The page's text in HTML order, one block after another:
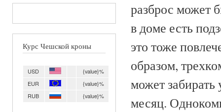
Курс Чешской кроны
USD
{value}%
EUR
{value}%
RUB
{value}%
разброс может
в доме есть
это тоже
образом,
может
месяц.